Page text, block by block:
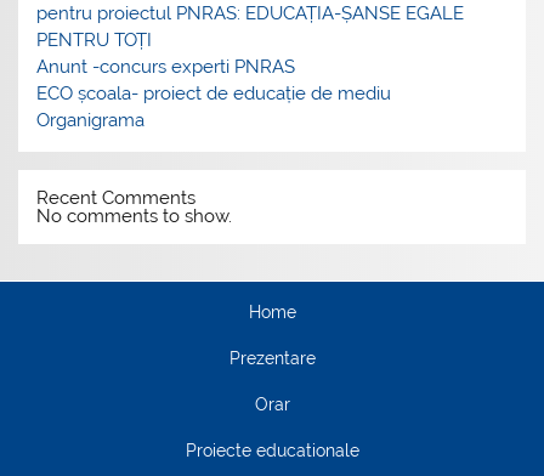
pentru proiectul PNRAS: EDUCAȚIA-ȘANSE EGALE
PENTRU TOȚI
Anunt -concurs experti PNRAS
ECO școala- proiect de educație de mediu
Organigrama
Recent Comments
No comments to show.
Home
Prezentare
Orar
Proiecte educationale